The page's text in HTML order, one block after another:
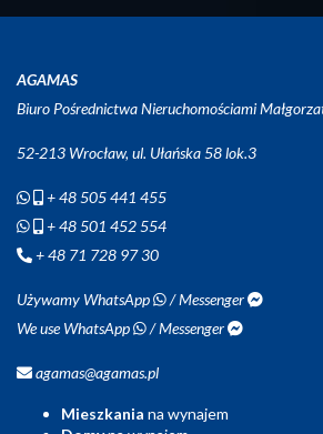
AGAMAS
Biuro Pośrednictwa Nieruchomościami
52-213 Wrocław, ul. Ułańska 58 lok.3
+ 48 505 441 455
+ 48 501 452 554
+ 48 71 728 97 30
Używamy WhatsApp
/ Messenger
We use WhatsApp
/ Messenger
agamas@agamas.pl
Mieszkania na wynajem